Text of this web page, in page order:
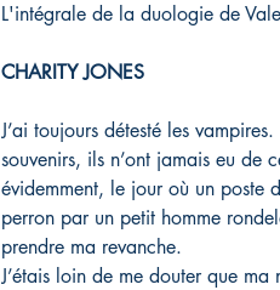
L'intégrale de la duologie de
CHARITY JONES
J’ai toujours détesté les
souvenirs, ils n’ont jamais eu de
évidemment, le jour où un poste
perron par un petit homme
prendre ma revanche.
J’étais loin de me douter que